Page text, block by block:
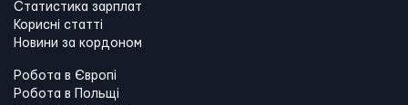
Статистика зарплат
Корисні статті
Новини за кордоном
Робота в Європі
Робота в Польщі